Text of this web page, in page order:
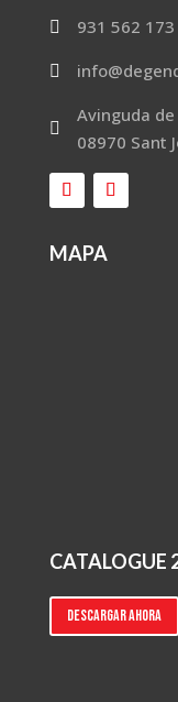
 931 562 173


Avinguda
08970 Sant
MAPA
CATALOGUE
Descargar ahora